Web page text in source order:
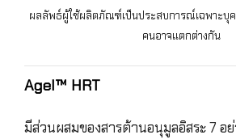
ผลลัพธ์ผู้ใช้ผลิตภัณฑ์เป็นประสบการณ์เฉพาะบุ
คนอาจแตกต่างกัน
Agel™ HRT
มีส่วนผสมของสารต้านอนุมูลอิสระ 7 อย่